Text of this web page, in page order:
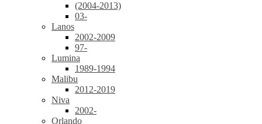
(2004-2013)
03-
Lanos
2002-2009
97-
Lumina
1989-1994
Malibu
2012-2019
Niva
2002-
Orlando